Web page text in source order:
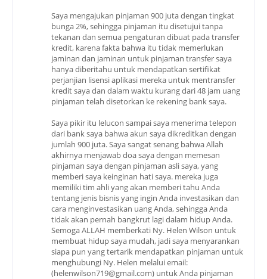
Saya mengajukan pinjaman 900 juta dengan tingkat
bunga 2%, sehingga pinjaman itu disetujui tanpa
tekanan dan semua pengaturan dibuat pada transfer
kredit, karena fakta bahwa itu tidak memerlukan
jaminan dan jaminan untuk pinjaman transfer saya
hanya diberitahu untuk mendapatkan sertifikat
perjanjian lisensi aplikasi mereka untuk mentransfer
kredit saya dan dalam waktu kurang dari 48 jam uang
pinjaman telah disetorkan ke rekening bank saya.
Saya pikir itu lelucon sampai saya menerima telepon
dari bank saya bahwa akun saya dikreditkan dengan
jumlah 900 juta. Saya sangat senang bahwa Allah
akhirnya menjawab doa saya dengan memesan
pinjaman saya dengan pinjaman asli saya, yang
memberi saya keinginan hati saya. mereka juga
memiliki tim ahli yang akan memberi tahu Anda
tentang jenis bisnis yang ingin Anda investasikan dan
cara menginvestasikan uang Anda, sehingga Anda
tidak akan pernah bangkrut lagi dalam hidup Anda.
Semoga ALLAH memberkati Ny. Helen Wilson untuk
membuat hidup saya mudah, jadi saya menyarankan
siapa pun yang tertarik mendapatkan pinjaman untuk
menghubungi Ny. Helen melalui email:
(helenwilson719@gmail.com) untuk Anda pinjaman